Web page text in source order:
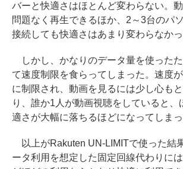
バーと快適さはほとんど変わらない。
問題なく再生できるほか、2～3台のパ
接続しても快適さはあまり変わらなかっ
しかし、かなりのデータ量を使った
て速度制限を食らってしまった。速度
に制限され、動画を見るには少し心も
り、誰か1人が動画視聴をしていると、
適さが大幅に落ちるほどになってしまっ
以上がRakuten UN-LIMITで使った結
ータ利用を想定した固定回線代わりに